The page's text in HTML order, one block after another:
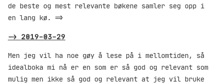
de beste og mest relevante bøkene samler seg opp i
en lang kø. =>
-> 2019-03-29
Men jeg vil ha noe gøy å lese på i mellomtiden, så
idealboka mi nå er en som er så god og relevant som
mulig men ikke så god og relevant at jeg vil bruke